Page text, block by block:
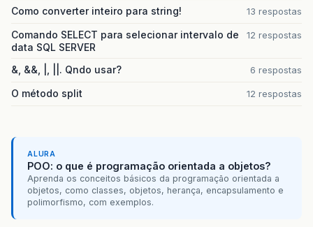
Como converter inteiro para string! 13 respostas
Comando SELECT para selecionar intervalo de
data SQL SERVER
12 respostas
&, &&, |, ||. Qndo usar? 6 respostas
O método split 12 respostas
ALURA
POO: o que é programação orientada a objetos?
Aprenda os conceitos básicos da programação orientada a
objetos, como classes, objetos, herança, encapsulamento e
polimorfismo, com exemplos.